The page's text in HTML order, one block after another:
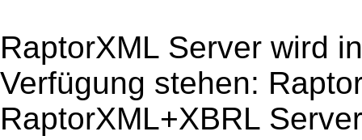
RaptorXML Server wird
Verfügung stehen:
RaptorXML+XBRL